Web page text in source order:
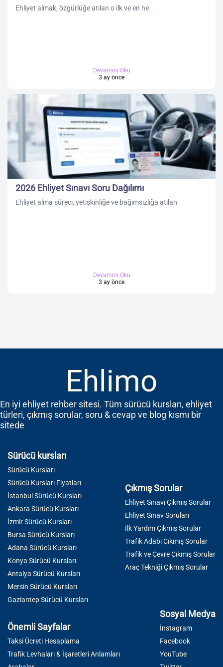
Ehliyet almak, özgürlüğe atılan o ilk ve en he
Devamını Oku
3 ay önce
2026 Ehliyet Sınavı Soru Dağılımı
Ehliyet alma süreci, yetişkinliğe ve bağımsızlığa atılan
Devamını Oku
3 ay önce
Ehlimo
En iyi ehliyet rehber sitesi. Tüm sürücü kursları, ehliyet
türleri, çıkmış sorular, soru & cevap ve blog kısmı bir
sitede
Sürücü kursları
Sürücü Kursları
Sürücü Kursları Fiyatları
İstanbul Sürücü Kursları
Ankara Sürücü Kursları
İzmir Sürücü Kursları
Bursa Sürücü Kursları
Adana Sürücü Kursları
Konya Sürücü Kursları
Antalya Sürücü Kursları
Mersin Sürücü Kursları
Gaziantep Sürücü Kursları
Çıkmış Sorular
Ehliyet Sınavı Çıkmış Sorular
Ehliyet Sınav Soruları
İlk Yardım Çıkmış Sorular
Trafik Adabı Çıkmış Sorular
Trafik ve Çevre Çıkmış Sorular
Araç Tekniği Çıkmış Sorular
Önemli Sayfalar
Taksi Ücreti Hesaplama
Trafik Levhaları & İşaretleri Anlamları
Sosyal Medya
İnstagram
Facebook
YouTube